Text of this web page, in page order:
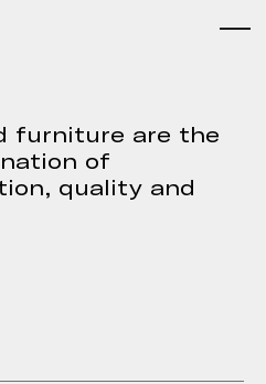
furniture are the
of
quality and